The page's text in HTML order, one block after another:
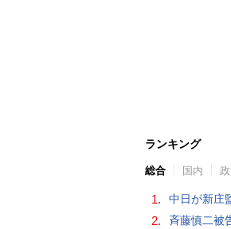
ランキング
総合 国内
1. 中日が新庄
2. 斉藤慎二被